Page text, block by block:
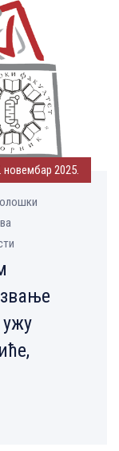
новембар 2025.